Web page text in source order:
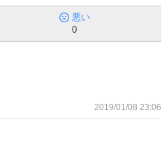
悪い
0
2019/01/08 23:06